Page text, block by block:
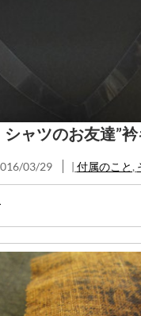
シャツのお友達”
03/29 | 付属のこと ,